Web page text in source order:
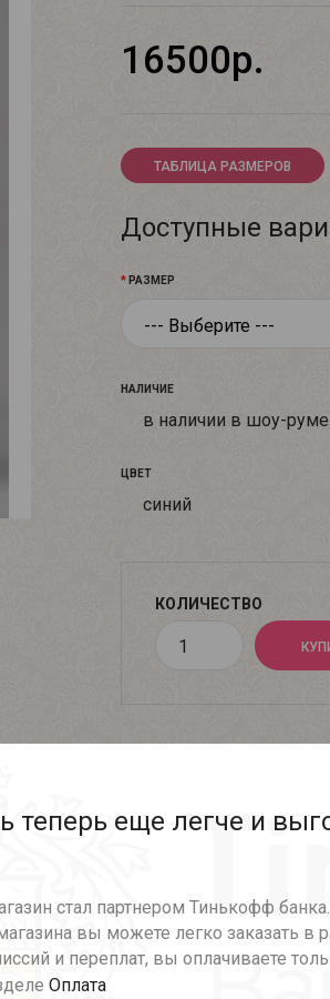
теперь еще легче и
стал партнером Тинькофф
вы можете легко заказать в
и переплат, вы оплачиваете
Оплата
16500р.
ТАБЛИЦА РАЗМЕРОВ
Доступные
РАЗМЕР
НАЛИЧИЕ
в наличии в шоу-руме
ЦВЕТ
синий
КОЛИЧЕСТВО
3/4. V - образный вырез по
Прекрасный